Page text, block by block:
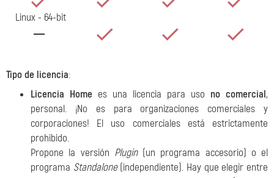
Linux - 64-bit
Tipo de licencia:
Licencia Home es una licencia para uso no comercial,
personal. ¡No es para organizaciones comerciales y
corporaciones! El uso comerciales está estrictamente
prohibido.
Propone la versión Plugin(un programa accesorio) o el
programa Standalone(independiente). Hay que elegir entre